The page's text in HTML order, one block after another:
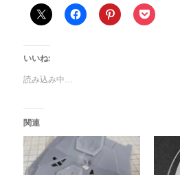
いいね:
読み込み中…
関連